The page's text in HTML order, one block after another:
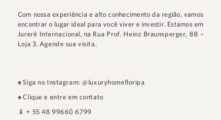
Com nossa experiência e alto conhecimento da região, vamos
encontrar o lugar ideal para você viver e investir. Estamos em
Jurerê Internacional, na Rua Prof. Heinz Braunsperger, 88 –
Loja 3. Agende sua visita.
♠ Siga no Instagram: @luxuryhomefloripa
♠Clique e entre em contato
📱+ 55 48 99660 6799